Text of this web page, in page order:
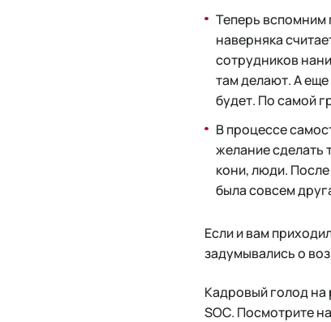
Теперь вспомним
наверняка
сотрудников
там делают. А еще
будет. По самой
В процессе
желание сделать
кони, люди.
была совсем
Если и вам
задумывались о
Кадровый голод на
SOC. Посмотрите